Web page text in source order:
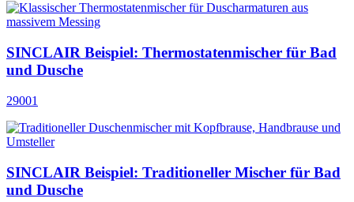
SINCLAIR Beispiel: Thermostatenmischer für Bad
und Dusche
29001
SINCLAIR Beispiel: Traditioneller Mischer für Bad
und Dusche